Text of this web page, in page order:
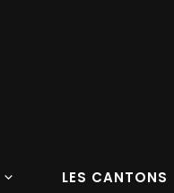
LES CANTONS